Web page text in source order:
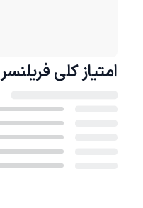
امتیاز کلی فریلنسر